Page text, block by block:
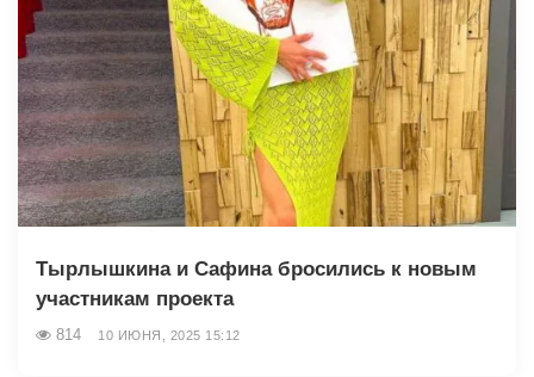
Тырлышкина и Сафина бросились к новым
участникам проекта
814 10 ИЮНЯ, 2025 15:12